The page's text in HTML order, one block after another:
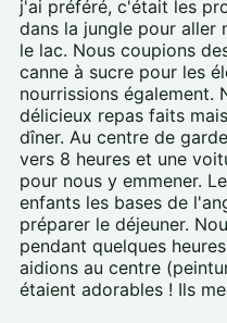
j'ai préféré, c'était les
dans la jungle pour aller
le lac. Nous coupions
canne à sucre pour les
nourrissions également.
délicieux repas faits
dîner. Au centre de
vers 8 heures et une
pour nous y emmener.
enfants les bases de
préparer le déjeuner.
pendant quelques
aidions au centre
étaient adorables ! Ils